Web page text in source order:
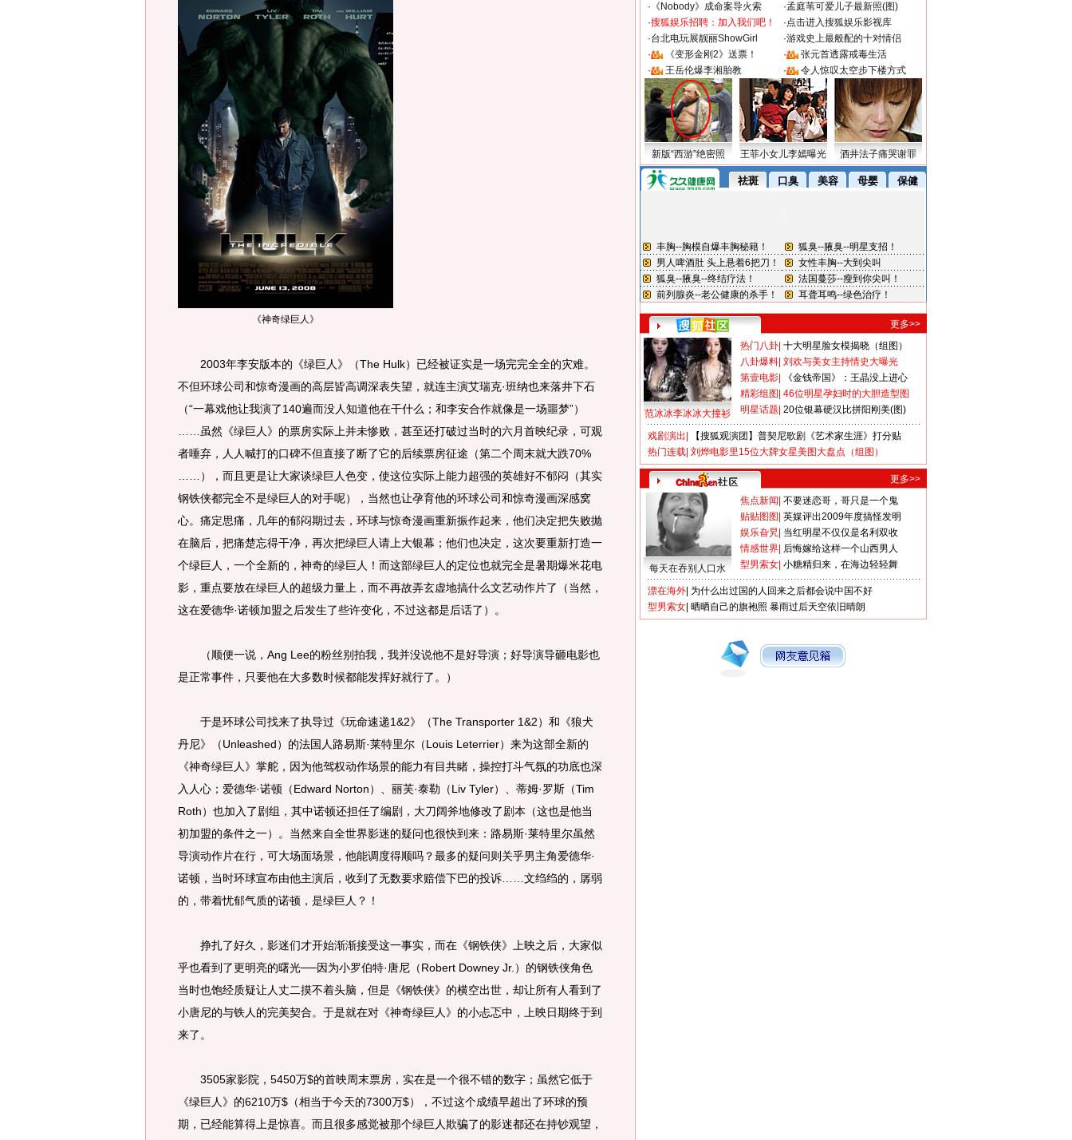
《神奇绿巨人》
2003年李安版本的《绿巨人》（The Hulk）已经被证实是一场完完全全的灾难。
不但环球公司和惊奇漫画的高层皆高调深表失望，就连主演艾瑞克·班纳也来落井下石
（“一幕戏他让我演了140遍而没人知道他在干什么；和李安合作就像是一场噩梦”）
……虽然《绿巨人》的票房实际上并未惨败，甚至还打破过当时的六月首映纪录，可观
者唾弃，人人喊打的口碑不但直接了断了它的后续票房征途（第二个周末就大跌70%
……），而且更是让大家谈绿巨人色变，使这位实际上能力超强的英雄好不郁闷（其实
钢铁侠都完全不是绿巨人的对手呢），当然也让孕育他的环球公司和惊奇漫画深感窝
心。痛定思痛，几年的郁闷期过去，环球与惊奇漫画重新振作起来，他们决定把失败抛
在脑后，把痛楚忘得干净，再次把绿巨人请上大银幕；他们也决定，这次要重新打造一
个绿巨人，一个全新的，神奇的绿巨人！而这部绿巨人的定位也就完全是暑期爆米花电
影，重点要放在绿巨人的超级力量上，而不再故弄玄虚地搞什么文艺动作片了（当然，
这在爱德华·诺顿加盟之后发生了些许变化，不过这都是后话了）。
（顺便一说，Ang Lee的粉丝别拍我，我并没说他不是好导演；好导演导砸电影也
是正常事件，只要他在大多数时候都能发挥好就行了。）
于是环球公司找来了执导过《玩命速递1&2》（The Transporter 1&2）和《狼犬
丹尼》（Unleashed）的法国人路易斯·莱特里尔（Louis Leterrier）来为这部全新的
《神奇绿巨人》掌舵，因为他驾权动作场景的能力有目共睹，操控打斗气氛的功底也深
入人心；爱德华·诺顿（Edward Norton）、丽芙·泰勒（Liv Tyler）、蒂姆·罗斯（Tim
Roth）也加入了剧组，其中诺顿还担任了编剧，大刀阔斧地修改了剧本（这也是他当
初加盟的条件之一）。当然来自全世界影迷的疑问也很快到来：路易斯·莱特里尔虽然
导演动作片在行，可大场面场景，他能调度得顺吗？最多的疑问则关乎男主角爱德华·
诺顿，当时环球宣布由他主演后，收到了无数要求赔偿下巴的投诉……文绉绉的，孱弱
的，带着忧郁气质的诺顿，是绿巨人？！
挣扎了好久，影迷们才开始渐渐接受这一事实，而在《钢铁侠》上映之后，大家似
乎也看到了更明亮的曙光──因为小罗伯特·唐尼（Robert Downey Jr.）的钢铁侠角色
当时也饱经质疑让人丈二摸不着头脑，但是《钢铁侠》的横空出世，却让所有人看到了
小唐尼的与铁人的完美契合。于是就在对《神奇绿巨人》的小忐忑中，上映日期终于到
来了。
3505家影院，5450万$的首映周末票房，实在是一个很不错的数字；虽然它低于
《绿巨人》的6210万$（相当于今天的7300万$），不过这个成绩早超出了环球的预
期，已经能算得上是惊喜。而且很多感觉被那个绿巨人欺骗了的影迷都还在持钞观望，
· 《Nobody》成命案导火索 ·孟庭苇可爱儿子最新照(图)
·搜狐娱乐招聘：加入我们吧！ ·点击进入搜狐娱乐影视库
·台北电玩展靓丽ShowGirl ·游戏史上最般配的十对情侣
·
《变形金刚2》送票！ ·
张元首透露戒毒生活
·
王岳伦爆李湘胎教 · 令人惊叹太空步下楼方式
新版“西游”绝密照 王菲小女儿李嫣曝光 酒井法子痛哭谢罪
更多>>
范冰冰李冰冰大撞衫
热门八卦 十大明星脸女模揭晓（组图）
八卦爆料 刘欢与美女主持情史大曝光
第壹电影
《金钱帝国》：王晶没上进心
精彩组图 46位明星孕妇时的大胆造型图
明星话题 20位银幕硬汉比拼阳刚美(图)
戏剧演出
【搜狐观演团】普契尼歌剧《艺术家生涯》打分贴
热门连载 刘烨电影里15位大牌女星美图大盘点（组图）
更多>>
每天在吞别人口水
焦点新闻 不要迷恋哥，哥只是一个鬼
贴贴图图 英媒评出2009年度搞怪发明
娱乐旮旯 当红明星不仅仅是名利双收
情感世界 后悔嫁给这样一个山西男人
型男索女 小糖精归来，在海边轻轻舞
漂在海外 为什么出过国的人回来之后都会说中国不好
型男索女 晒晒自己的旗袍照 暴雨过后天空依旧晴朗